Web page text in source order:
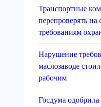
Транспортные
перепроверять на
требованиям
Нарушение
маслозаводе
рабочим
Госдума